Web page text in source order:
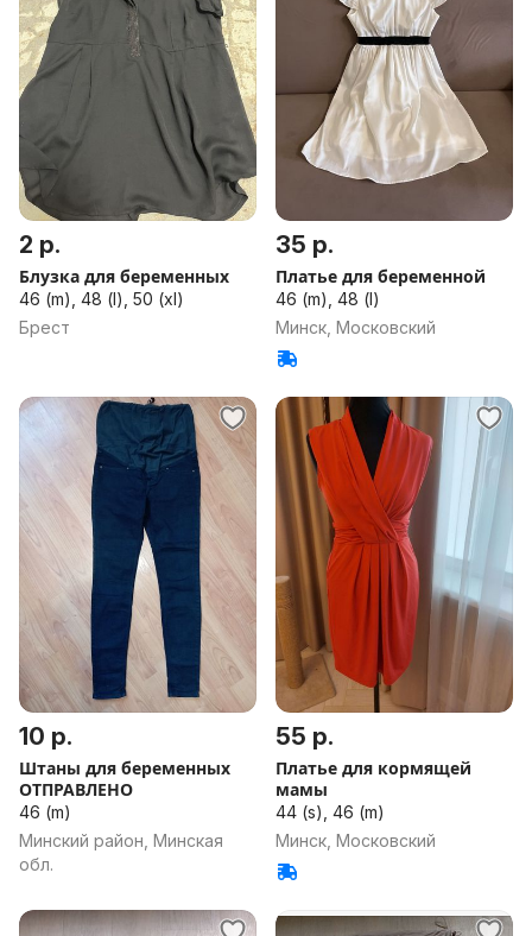
2 р.
Блузка для беременных
46 (m), 48 (l), 50 (xl)
Брест
35 р.
Платье для беременной
46 (m), 48 (l)
Минск, Московский
10 р.
Штаны для беременных
ОТПРАВЛЕНО
46 (m)
Минский район, Минская
обл.
55 р.
Платье для кормящей
мамы
44 (s), 46 (m)
Минск, Московский